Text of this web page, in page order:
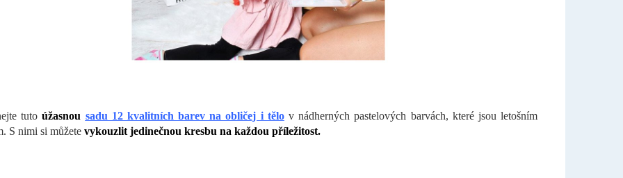
tutoúžasnou sadu 12 kvalitních barev na obličej i tělov nádherných pastelových barvách, které jsou letošním
S nimi si můžete vykouzlit jedinečnou kresbu na každou příležitost.